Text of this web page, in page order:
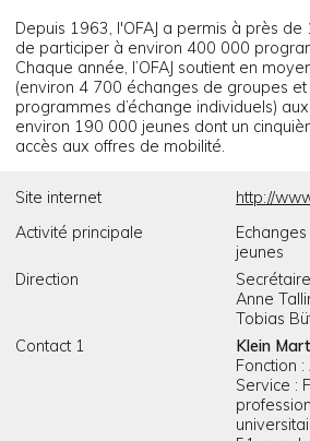
Depuis 1963, l'OFAJ a permis à près
de participer à environ 400 000
Chaque année, l’OFAJ soutient en
(environ 4 700 échanges de groupes
programmes d’échange individuels)
environ 190 000 jeunes dont un
accès aux offres de mobilité.
Site internet
http://
Activité principale
jeunes
Direction
Anne
Tobias
Contact 1
Klein
Fonction
Service :